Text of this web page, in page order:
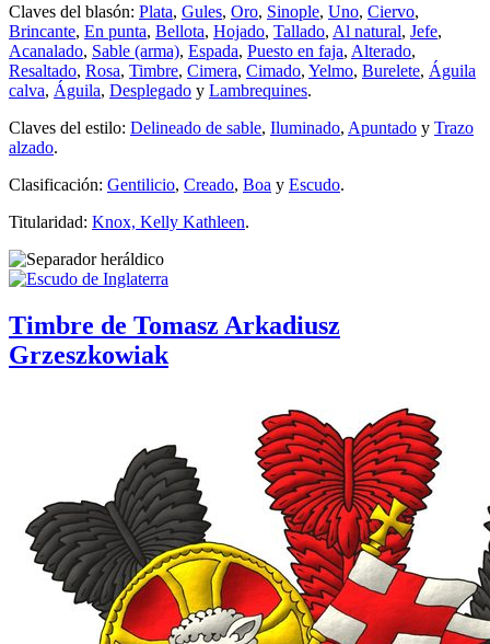
Claves del blasón: Plata, Gules, Oro, Sinople, Uno, Ciervo,
Brincante, En punta, Bellota, Hojado, Tallado, Al natural, Jefe,
Acanalado, Sable (arma), Espada, Puesto en faja, Alterado,
Resaltado, Rosa, Timbre, Cimera, Cimado, Yelmo, Burelete, Águila
calva, Águila, Desplegado y Lambrequines.
Claves del estilo: Delineado de sable, Iluminado, Apuntado y Trazo
alzado.
Clasificación: Gentilicio, Creado, Boa y Escudo.
Titularidad: Knox, Kelly Kathleen.
Timbre de Tomasz Arkadiusz
Grzeszkowiak